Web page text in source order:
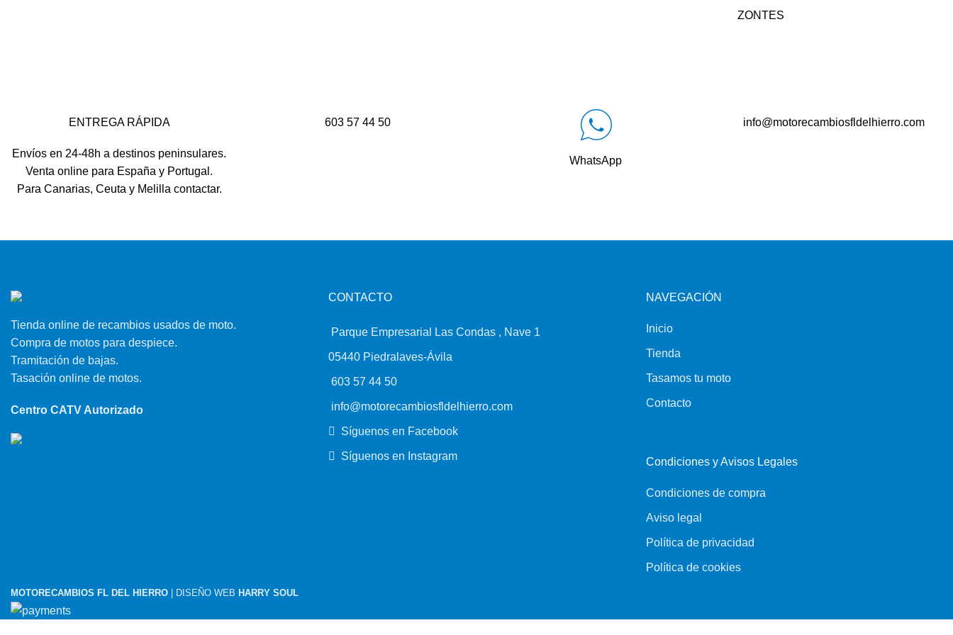
ZONTES
ENTREGA RÁPIDA
Envíos en 24-48h a destinos peninsulares.
Venta online para España y Portugal.
Para Canarias, Ceuta y Melilla contactar.
603 57 44 50
WhatsApp
info@motorecambiosfldelhierro.com
Tienda online de recambios usados de moto.
Compra de motos para despiece.
Tramitación de bajas.
Tasación online de motos.
Centro CATV Autorizado
CONTACTO
Parque Empresarial Las Condas , Nave 1
05440 Piedralaves-Ávila
603 57 44 50
info@motorecambiosfldelhierro.com
Síguenos en Facebook
Síguenos en Instagram
NAVEGACIÓN
Inicio
Tienda
Tasamos tu moto
Contacto
Condiciones y Avisos Legales
Condiciones de compra
Aviso legal
Política de privacidad
Política de cookies
MOTORECAMBIOS FL DEL HIERRO | DISEÑO WEB HARRY SOUL